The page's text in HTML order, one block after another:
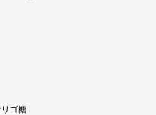
リゴ糖